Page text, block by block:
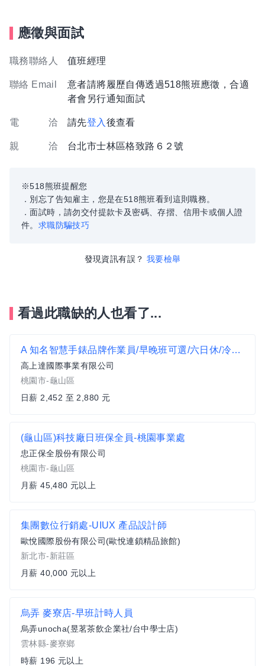
應徵與面試
職務聯絡人 值班經理
聯絡 Email
意者請將履歷自傳透過518熊班應徵，合適
者會另行通知面試
電 洽 請先登入 後查看
親 洽 台北市士林區格致路６２號
※518熊班提醒您
．別忘了告知雇主，您是在518熊班看到這則職務。
．面試時，請勿交付提款卡及密碼、存摺、信用卡或個人證
件。 求職防騙技巧
發現資訊有誤？ 我要檢舉
看過此職缺的人也看了...
A 知名智慧手錶品牌作業員/早晚班可選/六日休/冷氣房
高上達國際事業有限公司
桃園市-龜山區
日薪 2,452 至 2,880 元
(龜山區)科技廠日班保全員-桃園事業處
忠正保全股份有限公司
桃園市-龜山區
月薪 45,480 元以上
集團數位行銷處-UIUX 產品設計師
歐悅國際股份有限公司(歐悅連鎖精品旅館)
新北市-新莊區
月薪 40,000 元以上
烏弄 麥寮店-早班計時人員
烏弄unocha(昱茗茶飲企業社/台中學士店)
雲林縣-麥寮鄉
時薪 196 元以上